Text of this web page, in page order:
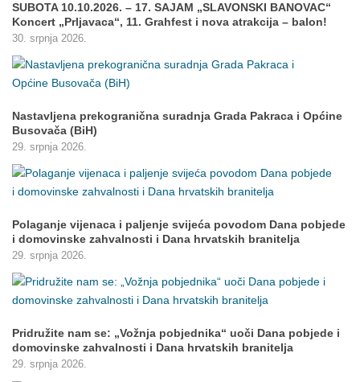
SUBOTA 10.10.2026. – 17. SAJAM „SLAVONSKI BANOVAC“
Koncert „Prljavaca“, 11. Grahfest i nova atrakcija – balon!
30. srpnja 2026.
Nastavljena prekogranična suradnja Grada Pakraca i Općine
Busovača (BiH)
29. srpnja 2026.
Polaganje vijenaca i paljenje svijeća povodom Dana pobjede
i domovinske zahvalnosti i Dana hrvatskih branitelja
29. srpnja 2026.
Pridružite nam se: „Vožnja pobjednika“ uoči Dana pobjede i
domovinske zahvalnosti i Dana hrvatskih branitelja
29. srpnja 2026.